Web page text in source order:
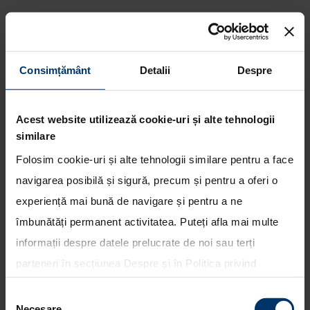
Consimțământ Detalii Despre
Acest website utilizează cookie-uri și alte tehnologii
similare
Folosim cookie-uri și alte tehnologii similare pentru a face
navigarea posibilă și sigură, precum și pentru a oferi o
experiență mai bună de navigare și pentru a ne
îmbunătăți permanent activitatea. Puteți afla mai multe
informații despre datele prelucrate de noi sau terți
parteneri în secțiunea Despre și în Politica privind
toate cookie-urile, una sau mai multe categorii sau să
Noul Hyundai TUCSON -
calatorii fara griji